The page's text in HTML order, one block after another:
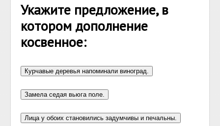
Укажите предложение, в
котором дополнение
косвенное: